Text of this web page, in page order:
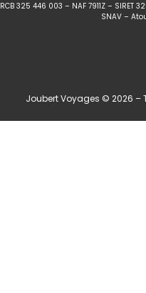
RCB 325 446 003 – NAF 7911Z – SIRET
SNAV –
Joubert Voyages © 2026 –